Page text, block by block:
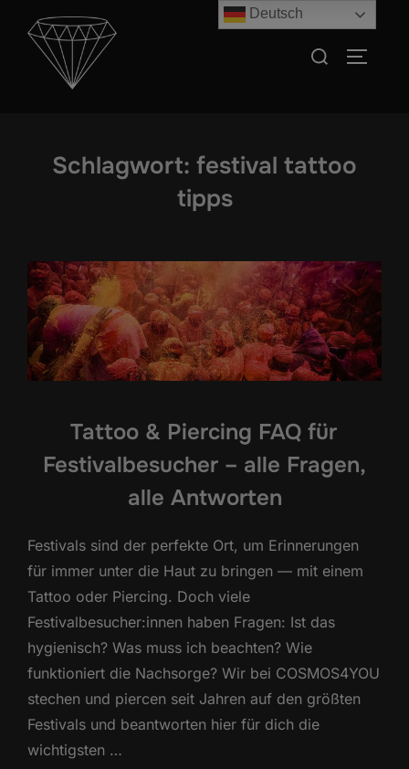
Inhalt
springen
Suchen
Schlagwort: festival tattoo
tipps
Tattoo & Piercing FAQ für
Festivalbesucher – alle Fragen,
alle Antworten
Festivals sind der perfekte Ort, um Erinnerungen
für immer unter die Haut zu bringen — mit einem
Tattoo oder Piercing. Doch viele
Festivalbesucher:innen haben Fragen: Ist das
hygienisch? Was muss ich beachten? Wie
funktioniert die Nachsorge? Wir bei COSMOS4YOU
stechen und piercen seit Jahren auf den größten
Festivals und beantworten hier für dich die
wichtigsten …
Deutsch